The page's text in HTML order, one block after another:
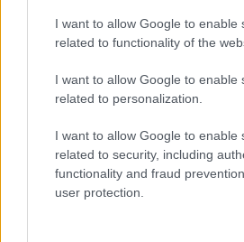
I want to allow Google to enable
related to functionality of the
I want to allow Google to enable
related to personalization.
I want to allow Google to enable
related to security, including
functionality and fraud
user protection.
X. ORSZÁGOS
KICSIKNEK ÉS